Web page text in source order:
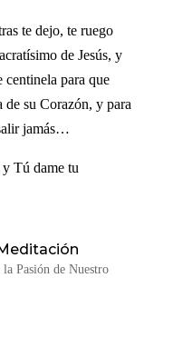
te dejo, te ruego
de Jesús, y
para que
de su Corazón, y para
jamás…
Tú dame tu
la Pasión de Nuestro